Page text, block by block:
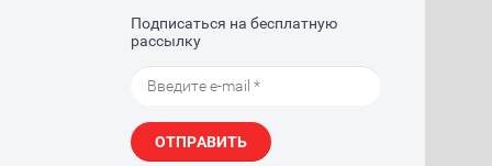
Подписаться на бесплатную
рассылку
ОТПРАВИТЬ